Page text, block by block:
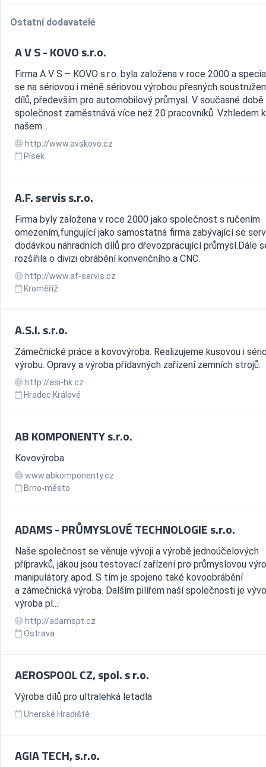
Ostatní dodavatelé
A V S - KOVO s.r.o.
Firma A V S – KOVO s.r.o. byla založena v roce 2000 a
se na sériovou i méně sériovou výrobou přesných
dílů, především pro automobilový průmysl. V současné době
společnost zaměstnává více než 20 pracovníků. Vzhledem k
našem...
http://www.avskovo.cz
Písek
A.F. servis s.r.o.
Firma byly založena v roce 2000 jako společnost s ručením
omezením,fungující jako samostatná firma zabývající se
dodávkou náhradních dílů pro dřevozpracující průmysl.Dále
rozšířila o divizi obrábění konvenčního a CNC.
http://www.af-servis.cz
Kroměříž
A.S.I. s.r.o.
Zámečnické práce a kovovýroba. Realizujeme kusovou i
výrobu. Opravy a výroba přídavných zařízení zemních strojů.
http://asi-hk.cz
Hradec Králové
AB KOMPONENTY s.r.o.
Kovovýroba
www.abkomponenty.cz
Brno-město
ADAMS - PRŮMYSLOVÉ TECHNOLOGIE s.r.o.
Naše společnost se věnuje vývoji a výrobě jednoúčelových
přípravků, jakou jsou testovací zařízení pro průmyslovou
manipulátory apod. S tím je spojeno také kovoobrábění
a zámečnická výroba. Dalším pilířem naší společnosti je
výroba pl...
http://adamspt.cz
Ostrava
AEROSPOOL CZ, spol. s r.o.
Výroba dílů pro ultralehká letadla
Uherské Hradiště
AGIA TECH, s.r.o.